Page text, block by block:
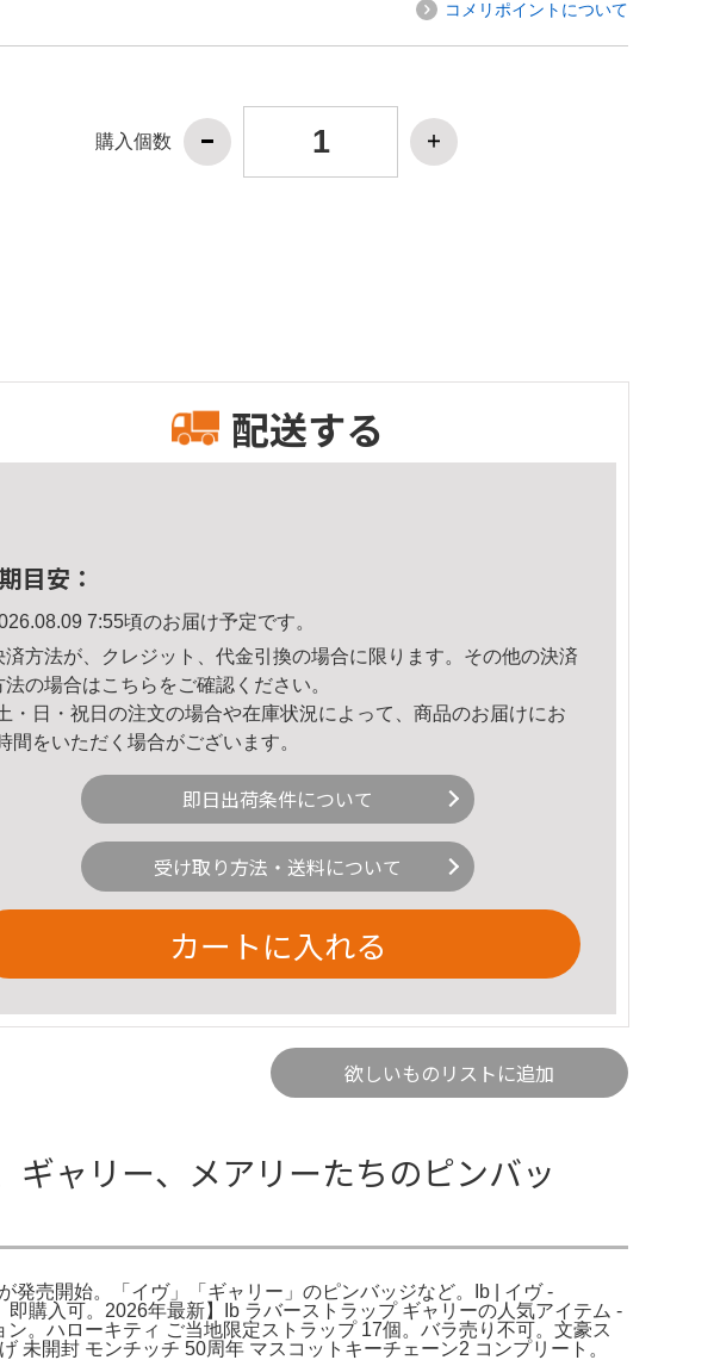
コメリポイントについて
購入個数
配送する
目安：
7:55頃のお届け予定です。
済方法が、クレジット、代金引換の場合に限ります。その他の決済
法の場合はこちら をご確認ください。
・日・祝日の注文の場合や在庫状況によって、商品のお届けにお
間をいただく場合がございます。
即日出荷条件について
受け取り方法・送料について
カートに入れる
欲しいものリストに追加
ャリー、メアリーたちのピンバッ
発売開始。「イヴ」「ギャリー」のピンバッジなど。Ib | イヴ -
購入可。2026年最新】Ib ラバーストラップ ギャリーの人気アイテム -
。ハローキティ ご当地限定ストラップ 17個。バラ売り不可。文豪ス
封 モンチッチ 50周年 マスコットキーチェーン2 コンプリート。